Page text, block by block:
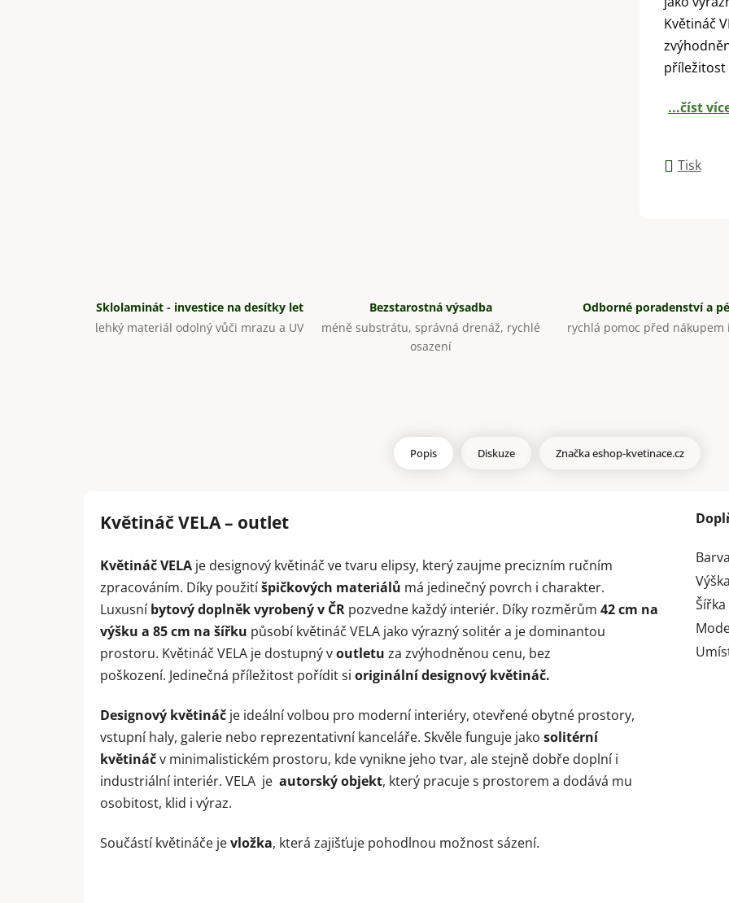
Květináč
příležitost
...číst
Tisk
Sklolaminát - investice na desítky let
lehký materiál odolný vůči mrazu a UV
Bezstarostná výsadba
méně substrátu, správná drenáž, rychlé
osazení
Odborné poradenství a
rychlá pomoc před nákupem
Popis Diskuze Značkaeshop-kvetinace.cz
Květináč VELA – outlet
Květináč VELA je designový květináč ve tvaru elipsy, který zaujme precizním ručním
zpracováním. Díky použitíšpičkových materiálů má jedinečný povrch i charakter.
Luxusníbytový doplněk vyrobený v ČR pozvedne každý interiér. Díky rozměrům 42 cm na
výšku a 85 cm na šířku působí květináč VELA jako výrazný solitér a je dominantou
prostoru. Květináč VELA je dostupný voutletu za zvýhodněnou cenu, bez
poškození. Jedinečná příležitost pořídit si originální designový květináč.
Designový květináč je ideální volbou pro moderní interiéry, otevřené obytné prostory,
vstupní haly, galerie nebo reprezentativní kanceláře. Skvěle funguje jako solitérní
květináčv minimalistickém prostoru, kde vynikne jeho tvar, ale stejně dobře doplní i
industriální interiér. VELA je autorský objekt, který pracuje s prostorem a dodává mu
osobitost, klid i výraz.
Součástí květináče jevložka, která zajišťuje pohodlnou možnost sázení.
Barva